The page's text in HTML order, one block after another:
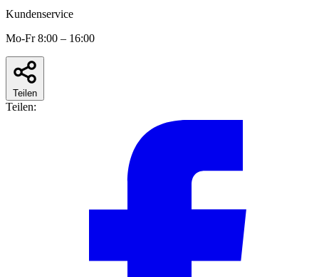
Kundenservice
Mo-Fr 8:00 – 16:00
Teilen
Teilen: